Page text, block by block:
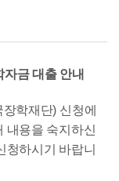
자금 대출 안내
장학재단) 신청에
내용을 숙지하신
청하시기 바랍니